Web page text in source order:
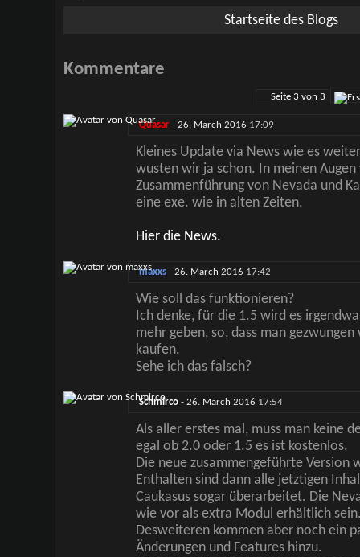
Startseite des Blogs
Kommentare
Seite 3 von 3
Quasar- 26. March 2016 17:09
Kleines Update via News wie es
wusten wir ja schon. In meinen
Zusammenführung von Nevada und
eine exe. wie in alten Zeiten.
Hier die News.
maxxs- 26. March 2016 17:42
Wie soll das funktionieren?
Ich denke, für die 1.5 wird es
mehr geben, so, dass man
kaufen.
Sehe ich das falsch?
Schmirco- 26. March 2016 17:54
Als aller erstes mal, muss man keine
egal ob 2.0 oder 1.5 es ist kostenlos.
Die neue zusammengeführte
Enthalten sind dann alle jetztigen
Caukasus sogar überarbeitet. Die
wie vor als extra Modul erhältlich
Desweiteren kommen aber noch ein
Änderungen und Features hinzu.